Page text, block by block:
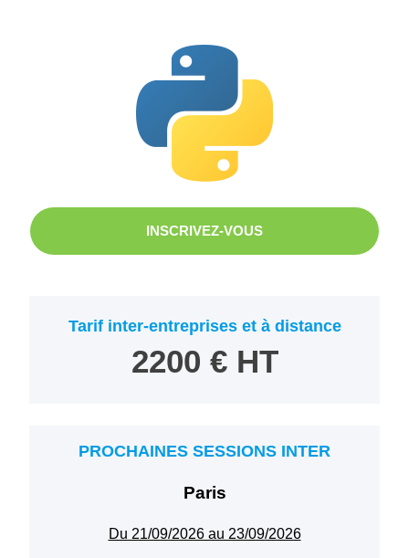
INSCRIVEZ-VOUS
Tarif inter-entreprises et à distance
2200 € HT
PROCHAINES SESSIONS INTER
Paris
Du 21/09/2026 au 23/09/2026